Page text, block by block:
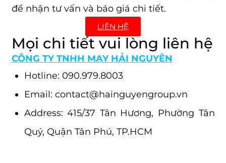
để nhận tư vấn và báo giá chi tiết.
LIÊN HỆ
Mọi chi tiết vui lòng liên hệ
CÔNG TY TNHH MAY HẢI NGUYÊN
Hotline: 090.979.8003
Email: contact@hainguyengroup.vn
Address: 415/37 Tân Hương, Phường Tân
Quý, Quận Tân Phú, TP.HCM